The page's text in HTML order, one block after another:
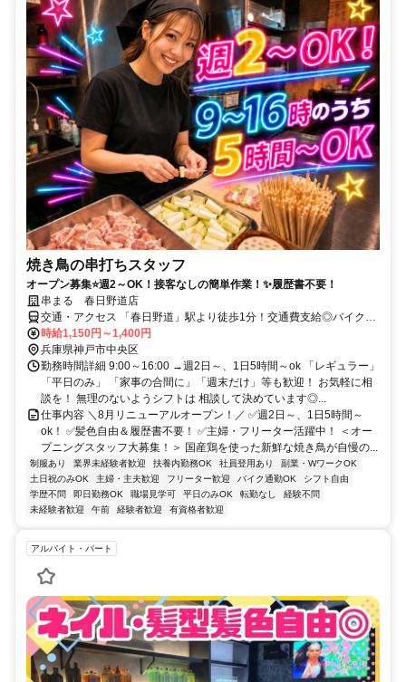
焼き鳥の串打ちスタッフ
オープン募集⭐週2～OK！接客なしの簡単作業！✨履歴書不要！
串まる 春日野道店
交通・アクセス 「春日野道」駅より徒歩1分！交通費支給◎バイク通
勤OK！
時給1,150円～1,400円
兵庫県神戸市中央区
勤務時間詳細 9:00～16:00 →週2日～、1日5時間～ok 「レギュラー」
「平日のみ」 「家事の合間に」「週末だけ」等も歓迎！ お気軽に相
談を！ 無理のないようシフトは 相談して決めています◎...
仕事内容 ＼8月リニューアルオープン！／ ✅週2日～、1日5時間～
ok！ ✅髪色自由＆履歴書不要！ ✅主婦・フリーター活躍中！ ＜オー
プニングスタッフ大募集！＞ 国産鶏を使った新鮮な焼き鳥が自慢の...
制服あり 業界未経験者歓迎 扶養内勤務OK 社員登用あり
副業・WワークOK
土日祝のみOK
主婦・主夫歓迎 フリーター歓迎 バイク通勤OK
シフト自由
学歴不問
即日勤務OK 職場見学可 平日のみOK 転勤なし
経験不問
未経験者歓迎
午前 経験者歓迎 有資格者歓迎
アルバイト・パート